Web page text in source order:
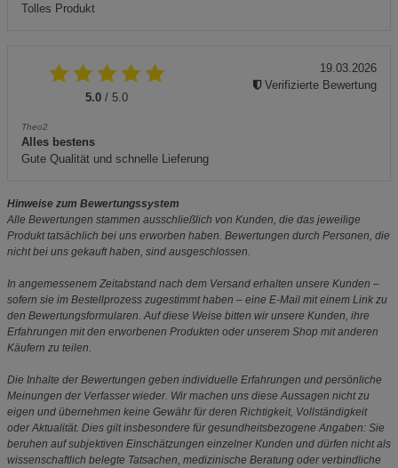
Tolles Produkt
5.0 / 5.0
Theo2
Alles bestens
Gute Qualität und schnelle Lieferung
19.03.2026
Verifizierte Bewertung
Hinweise zum Bewertungssystem
Alle Bewertungen stammen ausschließlich von Kunden, die das jeweilige
Produkt tatsächlich bei uns erworben haben. Bewertungen durch Personen, die
nicht bei uns gekauft haben, sind ausgeschlossen.
In angemessenem Zeitabstand nach dem Versand erhalten unsere Kunden –
sofern sie im Bestellprozess zugestimmt haben – eine E-Mail mit einem Link zu
den Bewertungsformularen. Auf diese Weise bitten wir unsere Kunden, ihre
Erfahrungen mit den erworbenen Produkten oder unserem Shop mit anderen
Käufern zu teilen.
Die Inhalte der Bewertungen geben individuelle Erfahrungen und persönliche
Meinungen der Verfasser wieder. Wir machen uns diese Aussagen nicht zu
eigen und übernehmen keine Gewähr für deren Richtigkeit, Vollständigkeit
oder Aktualität. Dies gilt insbesondere für gesundheitsbezogene Angaben: Sie
beruhen auf subjektiven Einschätzungen einzelner Kunden und dürfen nicht als
wissenschaftlich belegte Tatsachen, medizinische Beratung oder verbindliche